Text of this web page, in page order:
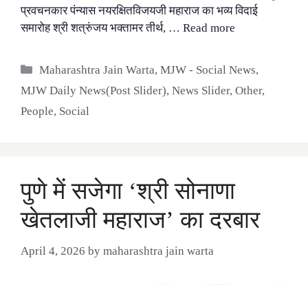
प्रवचनकार पंन्यास नयरक्षितविजयजी महाराज का भव्य विदाई
समारोह श्री शत्रुंजय भक्तामर तीर्थ, … Read more
Categories
Maharashtra Jain Warta,MJW - Social News,
MJW Daily News(Post Slider), News Slider, Other,
People, Social
पुणे में सजेगा ‘श्री सोनाणा
खेतलाजी महाराज’ का दरबार
April 4, 2026 by maharashtra jain warta